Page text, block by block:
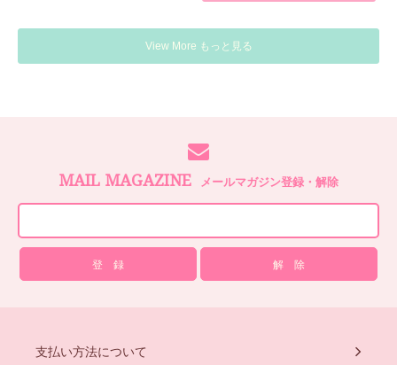
View More もっと見る
MAIL MAGAZINE メールマガジン登録・解除
支払い方法について